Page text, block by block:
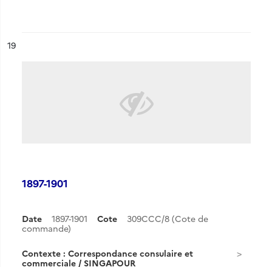
n°
19
1897-1901
Date 1897-1901 Cote
309CCC/8 (Cote de
commande)
Contexte : Correspondance consulaire et
commerciale / SINGAPOUR